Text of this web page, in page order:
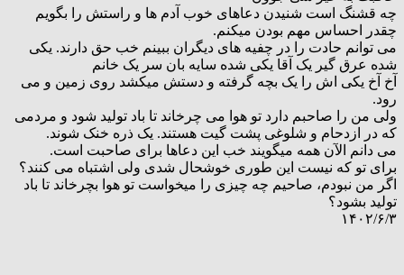
چه قشنگ است شنیدن دعاهای خوب آدم ها و راستش را بگویم
چقدر احساس مهم بودن میکنم.
می توانم حادت را در چفیه های دیگران ببینم خب حق دارند. یکی
شده عرق گیر یک آقا یکی شده سایه بان سر یک خانم
آخ آخ یکی اش را یک بچه گرفته و دستش میکشد روی زمین و می
رود.
ولی من را صاحبم دارد تو هوا می چرخاند تا باد تولید شود و مردمی
که در ازدحام و شلوغی پشت گیت هستند. یک ذره خنک شوند.
می دانم الآن همه میگویند خب این دعاها برای صاحبت است.
برای تو که نیست این طوری خوشحال شدی ولی اشتباه می کنند؟
اگر من نبودم، صاحیم چه چیزی را میخواست تو هوا بچرخاند تا باد
تولید بشود؟
۱۴۰۲/۶/۳